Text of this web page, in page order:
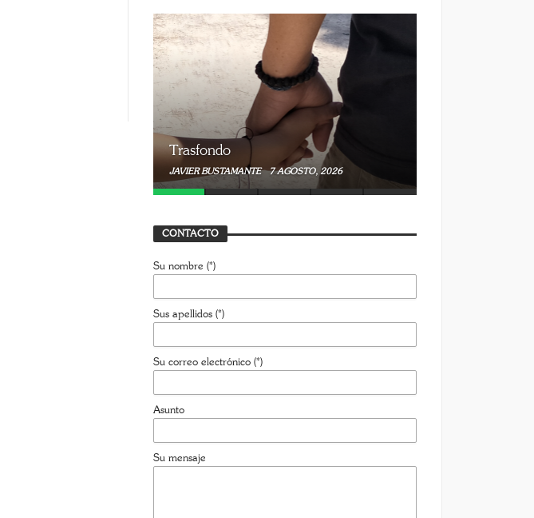
Trasfondo
JAVIER BUSTAMANTE 7 AGOSTO, 2026
CONTACTO
Su nombre (*)
Sus apellidos (*)
Su correo electrónico (*)
Asunto
Su mensaje